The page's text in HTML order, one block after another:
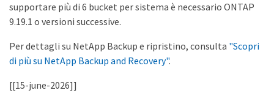
supportare più di 6 bucket per sistema è necessario ONTAP
9.19.1 o versioni successive.
Per dettagli su NetApp Backup e ripristino, consulta "Scopri
di più su NetApp Backup and Recovery".
[[15-june-2026]]